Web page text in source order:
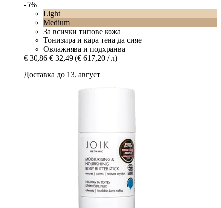
-5%
Light
Medium
За всички типове кожа
Тонизира и кара тена да сияе
Овлажнява и подхранва
€ 30,86 € 32,49 (€ 617,20 / л)
Доставка до 13. август